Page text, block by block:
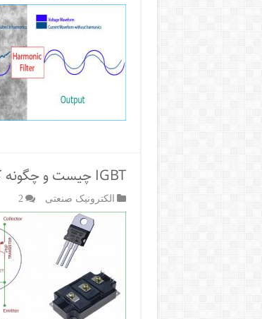
IGBT چیست و چگونه کار می‌کند؟
الکترونیک صنعتی 2